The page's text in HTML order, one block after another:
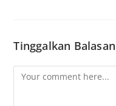
Tinggalkan Balasan